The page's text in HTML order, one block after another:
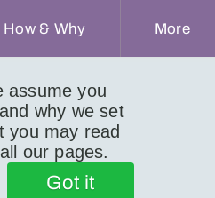
assume you
why we set
you may read
our pages.
Got it
How & Why More